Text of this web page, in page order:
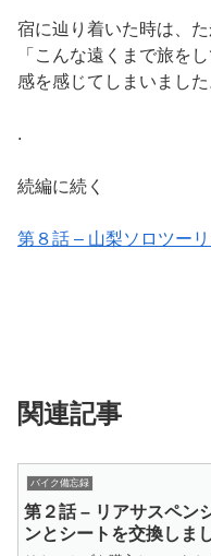
宿に辿り着いた時は、
「こんな遠くまで旅を
感を感じてしまいました
.
続編に続く
第８話 – 山梨ソロツーリ
関連記事
バイク備忘録
第２話 – リアサスペン
ンとシートを交換しま